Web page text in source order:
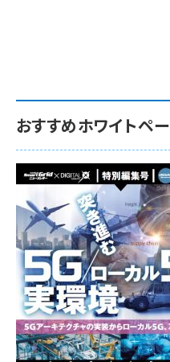
おすすめホワイトペ
環境対策、建
次世代通信規
SmartGrid ニュ
Summer